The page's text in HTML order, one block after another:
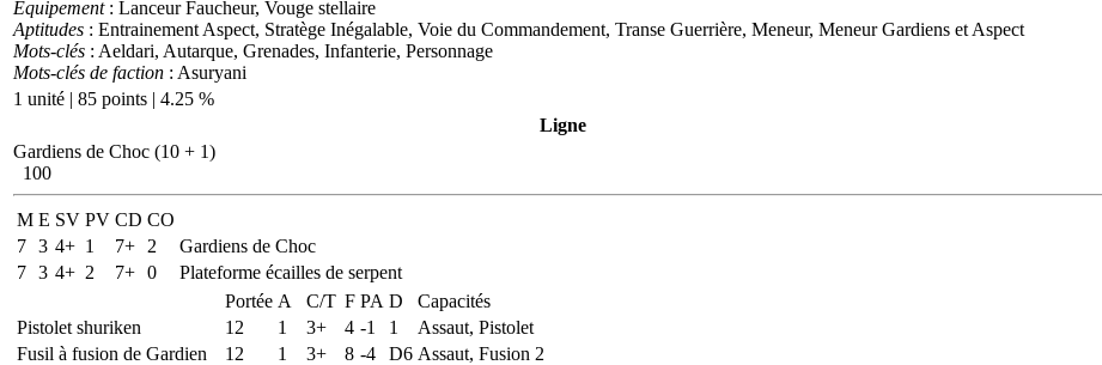
Equipement: Lanceur Faucheur, Vouge stellaire
Aptitudes : Entrainement Aspect, Stratège Inégalable, Voie du Commandement, Transe Guerrière, Meneur, Meneur Gardiens et Aspect
Mots-clés : Aeldari, Autarque, Grenades, Infanterie, Personnage
Mots-clés de faction : Asuryani
1 unité | 85 points | 4.25 %
Ligne
Gardiens de Choc (10 + 1)
100
M E SV PV CD CO
7 3 4+ 1 7+ 2
Gardiens de Choc
7 3 4+ 2 7+ 0
Plateforme écailles de serpent
Portée A C/T F PA D
Capacités
Pistolet shuriken
12 1 3+ 4 -1 1
Assaut, Pistolet
Fusil à fusion de Gardien
12 1 3+ 8 -4 D6 Assaut, Fusion 2